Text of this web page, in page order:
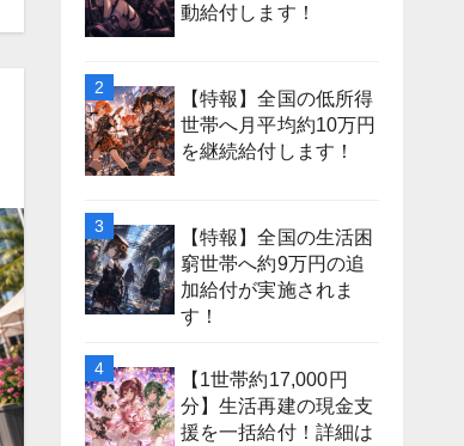
動給付します！
【特報】全国の低所得
世帯へ月平均約10万円
を継続給付します！
【特報】全国の生活困
窮世帯へ約9万円の追
加給付が実施されま
す！
【1世帯約17,000円
分】生活再建の現金支
援を一括給付！詳細は